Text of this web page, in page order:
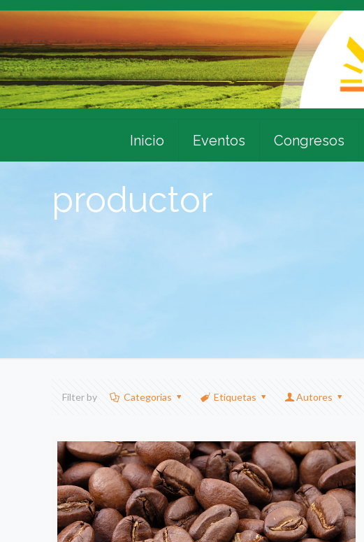
Inicio Eventos Congresos
productor
Filter by Categorias Etiquetas Autores